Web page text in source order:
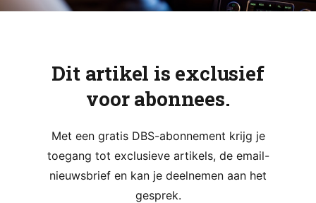
Dit artikel is exclusief
voor abonnees.
Met een gratis DBS-abonnement krijg je
toegang tot exclusieve artikels, de email-
nieuwsbrief en kan je deelnemen aan het
gesprek.